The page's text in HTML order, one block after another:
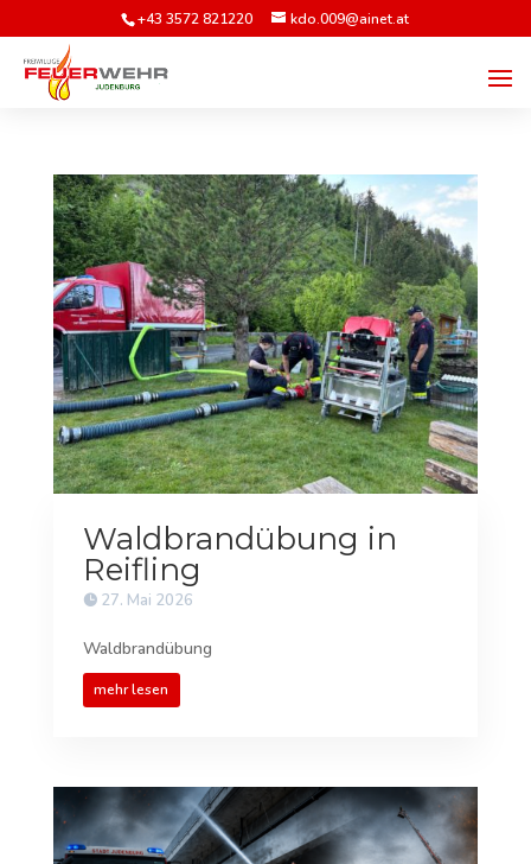
+43 3572 821220 kdo.009@ainet.at
Waldbrandübung in
Reifling
27. Mai 2026
Waldbrandübung
mehr lesen